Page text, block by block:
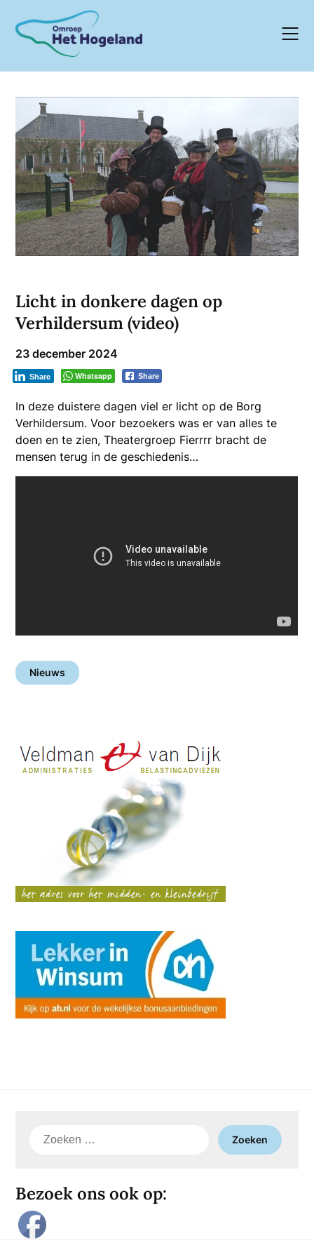
content
Licht in donkere dagen op
Verhildersum (video)
23 december 2024
Whatsapp Share
Share
In deze duistere dagen viel er licht op de Borg
Verhildersum. Voor bezoekers was er van alles te
doen en te zien, Theatergroep Fierrrr bracht de
mensen terug in de geschiedenis…
Nieuws
Zoeken
Bezoek ons ook op: